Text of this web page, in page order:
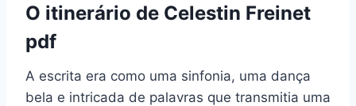
O itinerário de Celestin Freinet
pdf
A escrita era como uma sinfonia, uma dança
bela e intricada de palavras que transmitia uma